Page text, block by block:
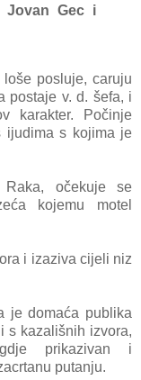
Jovan Gec i
posluje, caruju
postaje v. d. šefa, i
karakter. Počinje
ijudima s kojima je
Raka, očekuje se
kojemu motel
i izaziva cijeli niz
je domaća publika
s kazališnih izvora,
prikazivan i
putanju.